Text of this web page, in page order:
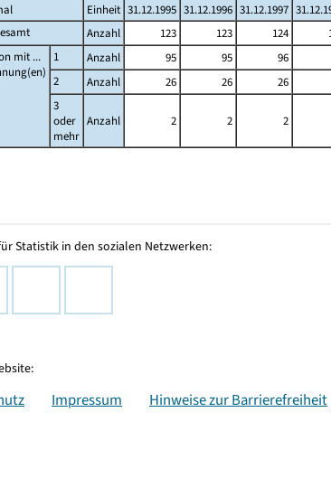
Einheit 31.12.1995 31.12.1996 31.12.1997
Anzahl 123 123 124
mit ...
1 Anzahl 95 95 96
2
Anzahl 26 26 26
3
oder
mehr
Anzahl 2 2 2
Statistik in den sozialen Netzwerken:
Impressum Hinweise zur Barrierefreiheit